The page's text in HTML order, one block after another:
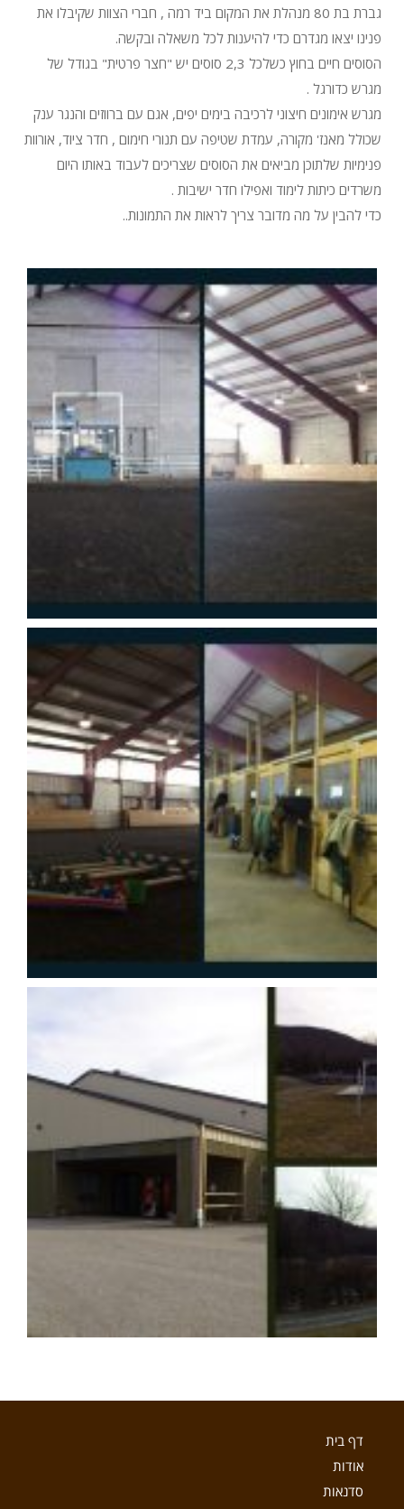
גברת בת 80 מנהלת את המקום ביד רמה , חברי הצוות שקיבלו את
פנינו יצאו מגדרם כדי להיענות לכל משאלה ובקשה.
הסוסים חיים בחוץ כשלכל 2,3 סוסים יש "חצר פרטית" בגודל של
מגרש כדורגל .
מגרש אימונים חיצוני לרכיבה בימים יפים, אגם עם ברווזים והנגר ענק
שכולל מאנז' מקורה, עמדת שטיפה עם תנורי חימום , חדר ציוד, אורוות
פנימיות שלתוכן מביאים את הסוסים שצריכים לעבוד באותו היום
משרדים כיתות לימוד ואפילו חדר ישיבות .
כדי להבין על מה מדובר צריך לראות את התמונות..
דף בית
אודות
סדנאות